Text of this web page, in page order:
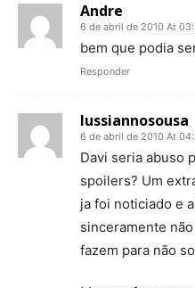
Andre
6 de abril de 2010 At
bem que podia
Responder
lussiannosousa
6 de abril de 2010 At
Davi seria abuso
spoilers? Um
ja foi noticiado e
sinceramente
fazem para não